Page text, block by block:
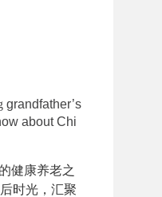
grandfather’s
about Chi
健康养老之
时光，汇聚